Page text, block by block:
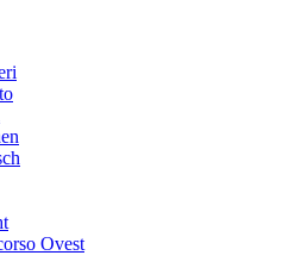
Ovest